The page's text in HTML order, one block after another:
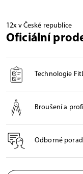
12x v České republice
Oficiální
Technologie
Broušení a
Odborné